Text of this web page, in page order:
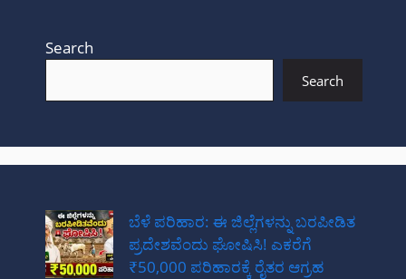
Search
Search
ಬೆಳೆ ಪರಿಹಾರ: ಈ ಜಿಲ್ಲೆಗಳನ್ನು ಬರಪೀಡಿತ
ಪ್ರದೇಶವೆಂದು ಘೋಷಿಸಿ! ಎಕರೆಗೆ
₹50,000 ಪರಿಹಾರಕ್ಕೆ ರೈತರ ಆಗ್ರಹ